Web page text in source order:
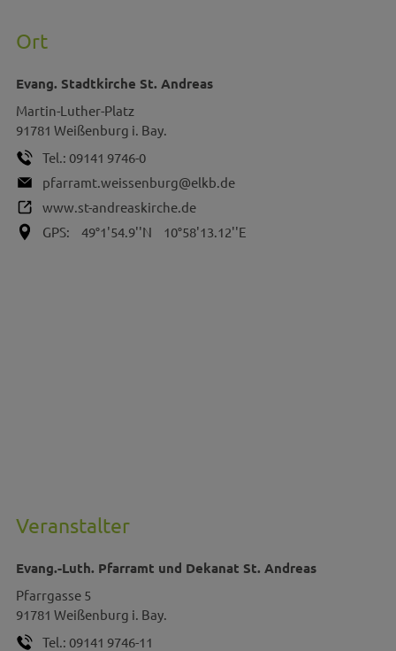
Ort
Evang. Stadtkirche St. Andreas
Martin-Luther-Platz
91781 Weißenburg i. Bay.
Tel.: 09141 9746-0
pfarramt.weissenburg@elkb.de
www.st-andreaskirche.de
GPS:
49°1'54.9''N 10°58'13.12''E
Veranstalter
Evang.-Luth. Pfarramt und Dekanat St. Andreas
Pfarrgasse 5
91781 Weißenburg i. Bay.
Tel.: 09141 9746-11